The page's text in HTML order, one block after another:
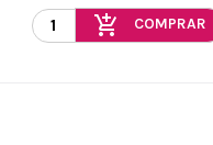
add_shopping_cart COMPRAR